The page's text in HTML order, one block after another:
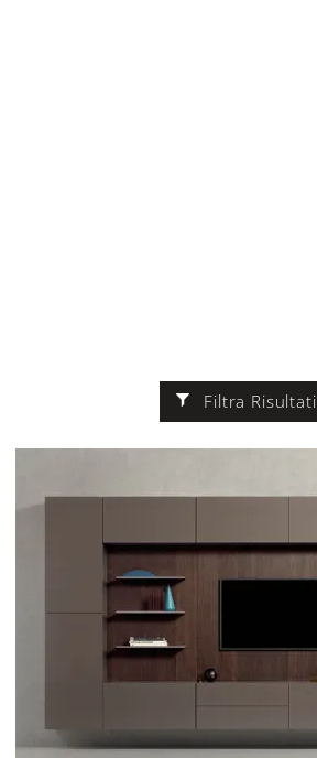
Filtra Risultati